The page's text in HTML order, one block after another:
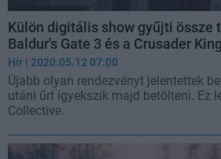
Külön digitális show gyűjti össze
Baldur's Gate 3 és a Crusader
Hír | 2020.05.12 07:00
Újabb olyan rendezvényt jelentettek
utáni űrt igyekszik majd betölteni. Ez
Collective.